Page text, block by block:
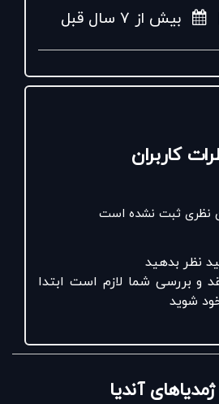
بیش از ۷ سال قبل
کاربران
نظری ثبت نشده است
نظر بدهید
و بررسی شما لازم است ابتدا
شوید
آندیا